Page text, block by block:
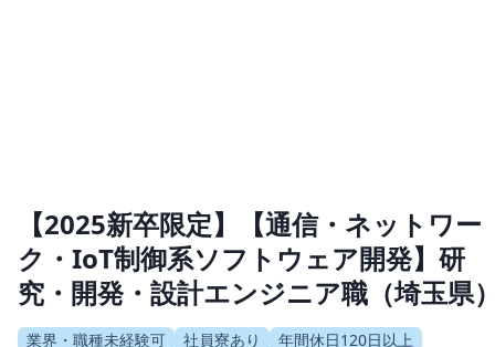
【2025新卒限定】【通信・ネットワー
ク・IoT制御系ソフトウェア開発】研
究・開発・設計エンジニア職（埼玉県
業界・職種未経験可 社員寮あり 年間休日120日以上